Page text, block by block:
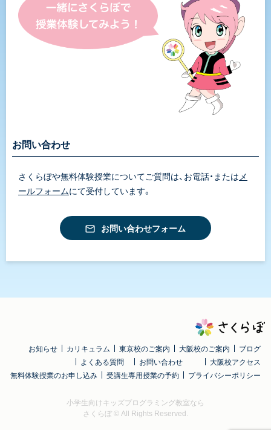
お問い合わせ
さくらぼや無料体験授業についてご質問は、お電話・または メ
ールフォームにて受付しています。
お問い合わせフォーム
お知らせ カリキュラム 東京校のご案内 大阪校のご案内
ブログ
よくある質問
お問い合わせ
大阪校アクセス
無料体験授業のお申し込み
受講生専用授業の予約 プライバシーポリシー
小学生向けキッズプログラミング教室なら
さくらぼ© All Rights Reserved.